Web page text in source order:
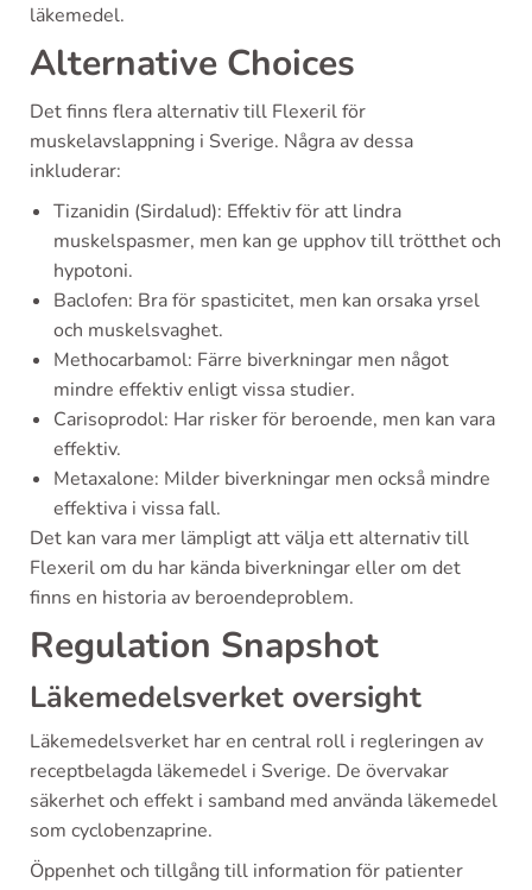
läkemedel.
Alternative Choices
Det finns flera alternativ till Flexeril för
muskelavslappning i Sverige. Några av dessa
inkluderar:
Tizanidin (Sirdalud): Effektiv för att lindra
muskelspasmer, men kan ge upphov till trötthet och
hypotoni.
Baclofen: Bra för spasticitet, men kan orsaka yrsel
och muskelsvaghet.
Methocarbamol: Färre biverkningar men något
mindre effektiv enligt vissa studier.
Carisoprodol: Har risker för beroende, men kan vara
effektiv.
Metaxalone: Milder biverkningar men också mindre
effektiva i vissa fall.
Det kan vara mer lämpligt att välja ett alternativ till
Flexeril om du har kända biverkningar eller om det
finns en historia av beroendeproblem.
Regulation Snapshot
Läkemedelsverket oversight
Läkemedelsverket har en central roll i regleringen av
receptbelagda läkemedel i Sverige. De övervakar
säkerhet och effekt i samband med använda läkemedel
som cyclobenzaprine.
Öppenhet och tillgång till information för patienter